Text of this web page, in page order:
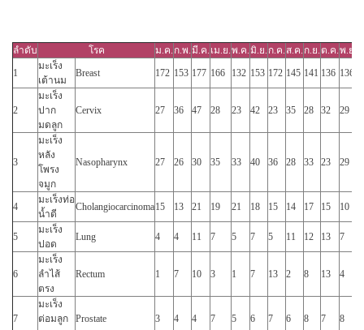
ลำดับ โรค ม.ค. ก.พ.มี.ค. เม.ย.พ.ค.มิ.ย. ก.ค. ส.ค. ก.ย. ต.ค.พ.ย.
1
มะเร็ง
เต้านม
Breast 172 153 177 166 132 153 172 145 141 136 136
2
มะเร็ง
ปาก
มดลูก
Cervix 27 36 47 28 23 42 23 35 28 32 29
3
มะเร็ง
หลัง
โพรง
จมูก
Nasopharynx 27 26 30 35 33 40 36 28 33 23 29
4
มะเร็งท่อ
น้ำดี
Cholangiocarcinoma15 13 21 19 21 18 15 14 17 15 10
5
มะเร็ง
ปอด
Lung 4 4 11 7 5 7 5 11 12 13 7
6
มะเร็ง
ลำไส้
ตรง
Rectum 1 7 10 3 1 7 13 2 8 13 4
7
มะเร็ง
ต่อมลูก
Prostate 3 4 4 7 5 6 7 6 8 7 8